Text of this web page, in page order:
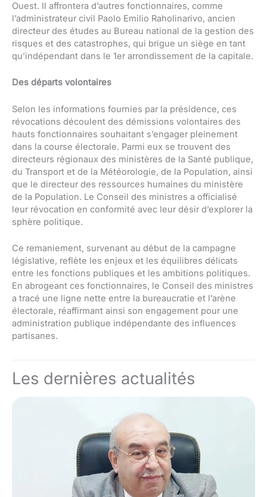
Ouest. Il affrontera d’autres fonctionnaires, comme
l’administrateur civil Paolo Emilio Raholinarivo, ancien
directeur des études au Bureau national de la gestion des
risques et des catastrophes, qui brigue un siège en tant
qu’indépendant dans le 1er arrondissement de la capitale.
Des départs volontaires
Selon les informations fournies par la présidence, ces
révocations découlent des démissions volontaires des
hauts fonctionnaires souhaitant s’engager pleinement
dans la course électorale. Parmi eux se trouvent des
directeurs régionaux des ministères de la Santé publique,
du Transport et de la Météorologie, de la Population, ainsi
que le directeur des ressources humaines du ministère
de la Population. Le Conseil des ministres a officialisé
leur révocation en conformité avec leur désir d’explorer la
sphère politique.
Ce remaniement, survenant au début de la campagne
législative, reflète les enjeux et les équilibres délicats
entre les fonctions publiques et les ambitions politiques.
En abrogeant ces fonctionnaires, le Conseil des ministres
a tracé une ligne nette entre la bureaucratie et l’arène
électorale, réaffirmant ainsi son engagement pour une
administration publique indépendante des influences
partisanes.
Les dernières actualités